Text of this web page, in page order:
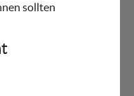
sollten